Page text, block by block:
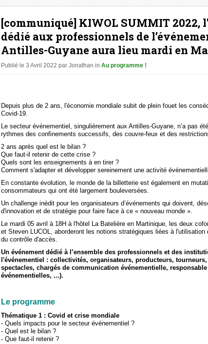
[communiqué] KIWOL SUMMIT 2022,
dédié aux professionnels de
Antilles-Guyane aura lieu mardi en
Publié le 3 Avril 2022 par Jonathan in Au programme !
Depuis plus de 2 ans, l'économie mondiale subit de plein fouet les
Covid-19.
Le secteur événementiel, singulièrement aux Antilles-Guyane, n’a pas
rythmes des confinements successifs, des couvre-feux et des
2 ans après quel est le bilan ?
Que faut-il retenir de cette crise ?
Quels sont les enseignements à en tirer ?
Comment s'adapter et développer sereinement une activité
En constante évolution, le monde de la billetterie est également en
consommateurs qui ont été largement bouleversées.
Un challenge inédit pour les organisateurs d’événements qui doivent,
d'innovation et de stratégie pour faire face à ce « nouveau monde ».
Le mardi 05 avril à 18H à l'hôtel La Batelière en Martinique, les deux
et Steven LUCOL, aborderont les notions stratégiques liées à
du contrôle d'accès.
Un événement dédié à l’ensemble des professionnels et des
l'événementiel : collectivités, organisateurs, producteurs,
spectacles, chargés de communication événementielle,
événementielles, ...).
Le programme
Thématique 1 : Covid et crise mondiale
- Quels impacts pour le secteur événementiel ?
- Quel est le bilan ?
- Que faut-il retenir ?